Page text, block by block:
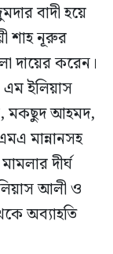
বাদী হয়ে
শাহ নূরুর
দায়ের করেন।
এম ইলিয়াস
মকছুদ আহমদ,
মান্নানসহ
দীর্ঘ
আলী ও
অব্যাহতি